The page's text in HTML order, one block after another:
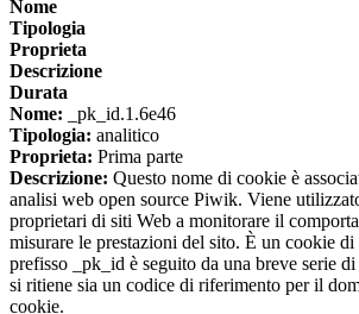
Nome
Tipologia
Proprieta
Descrizione
Durata
Nome: _pk_id.1.6e46
Tipologia: analitico
Proprieta: Prima parte
Descrizione: Questo nome di cookie è
analisi web open source Piwik. Viene
proprietari di siti Web a monitorare il
misurare le prestazioni del sito. È un cookie
prefisso _pk_id è seguito da una breve serie
si ritiene sia un codice di riferimento per il
cookie.